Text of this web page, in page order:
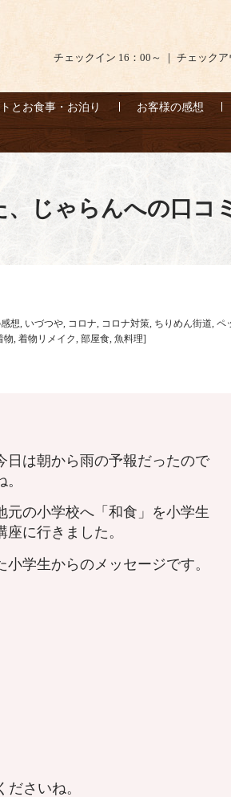
チェックイン 16：00～ ｜ チェックア
とお食事・お泊り お客様の感想
じゃらんへの口コ
想, いづつや, コロナ, コロナ対策, ちりめん街道, ペ
物, 着物リメイク, 部屋食, 魚料理]
日は朝から雨の予報だったので
元の小学校へ「和食」を小学生
に行きました。
学生からのメッセージです。
さいね。